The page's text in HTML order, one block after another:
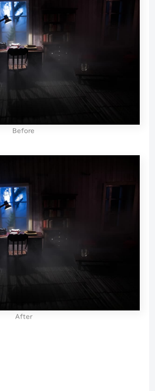
Before
After